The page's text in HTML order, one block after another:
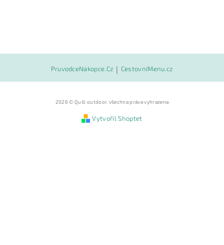
osobních údajůPruvodceNakopce.Cz | CestovniMenu.cz
2026 © Quill outdoor, všechna práva vyhrazena
Vytvořil Shoptet